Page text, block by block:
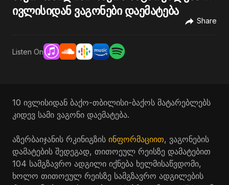
ივლისიდან ვაგონები დაემატება
Share
Listen On
10 ივლისიდან ბაქო-თბილისი-ბაქოს მატარებლებს
კიდევ სამი ვაგონი დაემატება.
აზერბაიჯანის რკინიგზის ინფორმაციით, ვაგონების
დამატების შედეგად, თითოეულ რეისზე დამატებით
104 სამგზავრო ადგილი იქნება ხელმისაწვდომი,
ხოლო თითოეულ რეისზე სამგზავრო ადგილების